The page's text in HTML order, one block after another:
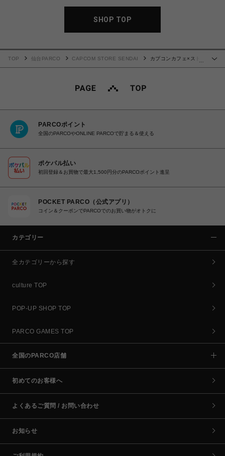
SHOP TOP
TOP 仙台PARCO CAPCOM STORE SENDAI
カプコンカフェ×スト
PARCOポイント
全国のPARCOやONLINE PARCOで貯まる＆使える
ポケパル払い
初回登録＆お買物で最大1,500円分のPARCOポイント進呈
POCKET PARCO（公式アプリ）
コイン＆クーポンでPARCOでのお買い物がオトクに
カテゴリー
全カテゴリーから探す
culture TOP
POP-UP SHOP TOP
PARCO GAMES TOP
全国のPARCO店舗
初めてのお客様へ
よくあるご質問 / お問い合わせ
お知らせ